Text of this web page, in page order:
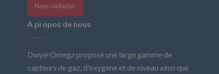
Nous contacter
A propos de nous
DwyerOmega propose une large gamme de
capteurs de gaz, d'oxygène et de niveau ainsi que